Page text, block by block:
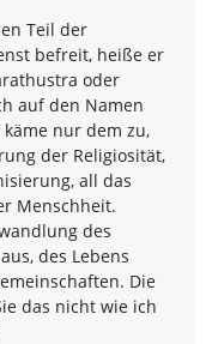
Teil der
befreit, heiße er
oder
auf den Namen
käme nur dem zu,
der Religiosität,
all das
Menschheit.
des
des Lebens
Die
das nicht wie ich